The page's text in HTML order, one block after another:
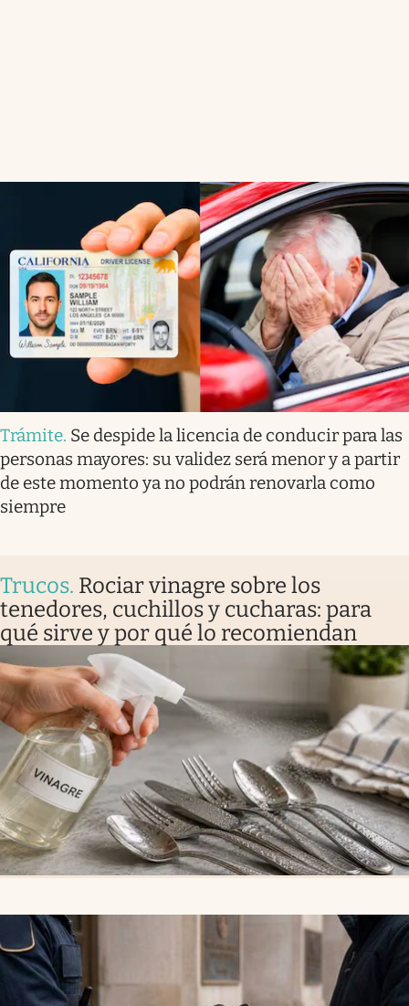
Trámite. Se despide la licencia de conducir para las
personas mayores: su validez será menor y a partir
de este momento ya no podrán renovarla como
siempre
Trucos. Rociar vinagre sobre los
tenedores, cuchillos y cucharas: para
qué sirve y por qué lo recomiendan